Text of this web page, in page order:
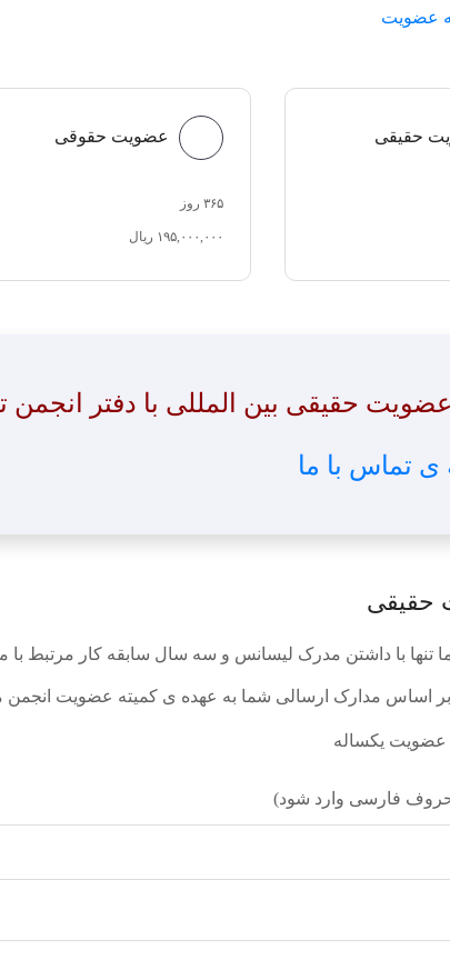
عضویت
حقیقی عضویت حقوقی
۳۶۵ روز
۱۹۵,۰۰۰,۰۰۰ ریال
حقیقی بین المللی با دفتر انجمن
تماس با ما
حقیقی
با داشتن مدرک لیسانس و سه سال سابقه کار مرتبط با
اساس مدارک ارسالی شما به عهده ی کمیته عضویت انجمن
عضویت یکساله
فارسی وارد شود)